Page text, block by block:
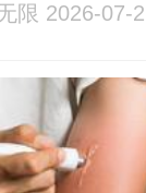
限 2026-07-